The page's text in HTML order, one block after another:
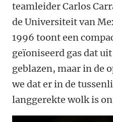
teamleider Carlos
de Universiteit van
1996 toont een
geïoniseerd gas dat
geblazen, maar in de
we dat er in de
langgerekte wolk is